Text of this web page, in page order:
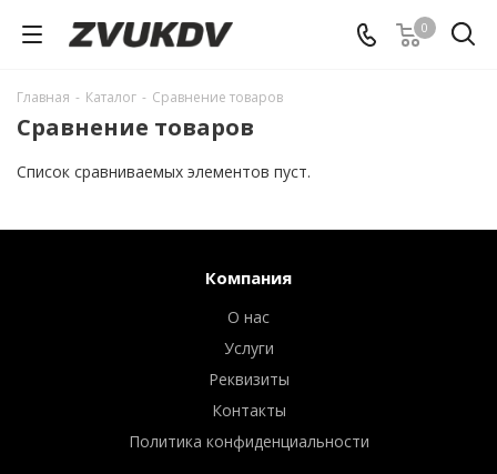
0
Главная - Каталог - Сравнение товаров
Сравнение товаров
Список сравниваемых элементов пуст.
Компания
О нас
Услуги
Реквизиты
Контакты
Политика конфиденциальности